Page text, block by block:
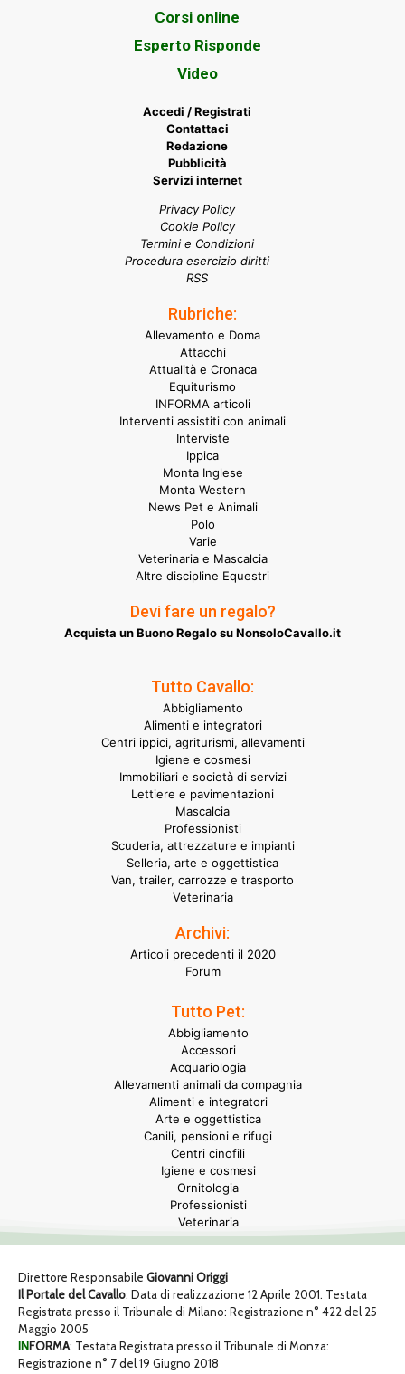
Corsi online
Esperto Risponde
Video
Accedi / Registrati
Contattaci
Redazione
Pubblicità
Servizi internet
Privacy Policy
Cookie Policy
Termini e Condizioni
Procedura esercizio diritti
RSS
Rubriche:
Allevamento e Doma
Attacchi
Attualità e Cronaca
Equiturismo
INFORMA articoli
Interventi assistiti con animali
Interviste
Ippica
Monta Inglese
Monta Western
News Pet e Animali
Polo
Varie
Veterinaria e Mascalcia
Altre discipline Equestri
Devi fare un regalo?
Acquista un Buono Regalo su NonsoloCavallo.it
Tutto Cavallo:
Abbigliamento
Alimenti e integratori
Centri ippici, agriturismi, allevamenti
Igiene e cosmesi
Immobiliari e società di servizi
Lettiere e pavimentazioni
Mascalcia
Professionisti
Scuderia, attrezzature e impianti
Selleria, arte e oggettistica
Van, trailer, carrozze e trasporto
Veterinaria
Archivi:
Articoli precedenti il 2020
Forum
Tutto Pet:
Abbigliamento
Accessori
Acquariologia
Allevamenti animali da compagnia
Alimenti e integratori
Arte e oggettistica
Canili, pensioni e rifugi
Centri cinofili
Igiene e cosmesi
Ornitologia
Professionisti
Veterinaria
Direttore Responsabile Giovanni Origgi
Il Portale del Cavallo: Data di realizzazione 12 Aprile 2001. Testata
Registrata presso il Tribunale di Milano: Registrazione n° 422 del 25
Maggio 2005
INFORMA: Testata Registrata presso il Tribunale di Monza:
Registrazione n° 7 del 19 Giugno 2018